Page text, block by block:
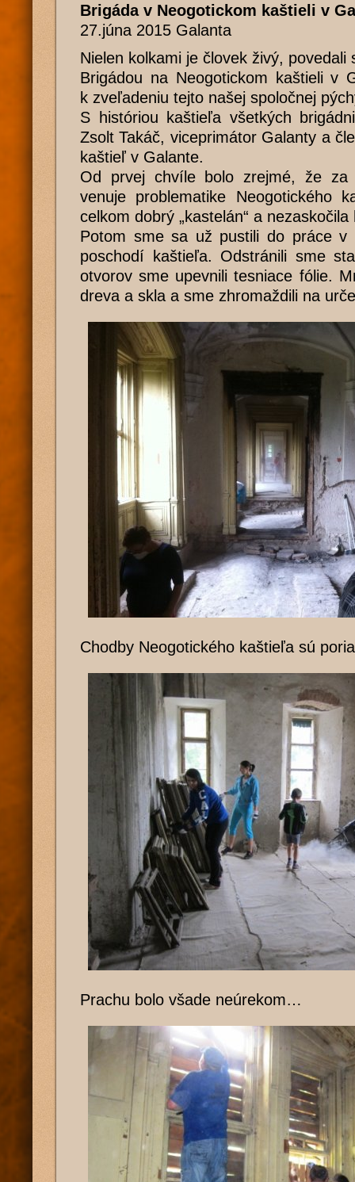
Brigáda v Neogotickom kaštieli v
27.júna 2015 Galanta
Nielen kolkami je človek živý,
Brigádou na Neogotickom kaštieli v
k zveľadeniu tejto našej spoločnej
S históriou kaštieľa všetkých
Zsolt Takáč, viceprimátor Galanty a
kaštieľ v Galante.
Od prvej chvíle bolo zrejmé, že
venuje problematike Neogotického
celkom dobrý „kastelán“ a
Potom sme sa už pustili do práce v
poschodí kaštieľa. Odstránili sme
otvorov sme upevnili tesniace fólie.
dreva a skla a sme zhromaždili na
Chodby Neogotického kaštieľa sú
Prachu bolo všade neúrekom…